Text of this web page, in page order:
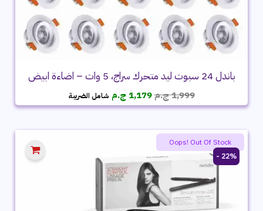
باندل 24 سبوت ليد متحرك سراج، 5 وات – اضاءة ابيض
1,999ج.مالسعر
الأصلي
1,999 ج.م.
1,179 ج.م السعر
الحالي
1,179 ج.م.
شامل الضريبة
22% -
Oops! Out Of Stock